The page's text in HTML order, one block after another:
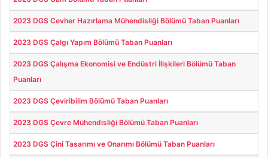
2023 DGS Cevher Hazırlama Mühendisliği Bölümü Taban Puanları
2023 DGS Çalgı Yapım Bölümü Taban Puanları
2023 DGS Çalışma Ekonomisi ve Endüstri İlişkileri Bölümü Taban
Puanları
2023 DGS Çeviribilim Bölümü Taban Puanları
2023 DGS Çevre Mühendisliği Bölümü Taban Puanları
2023 DGS Çini Tasarımı ve Onarımı Bölümü Taban Puanları